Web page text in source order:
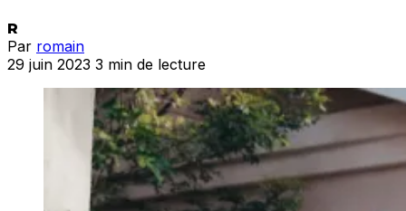
R
Par romain
29 juin 2023 3 min de lecture